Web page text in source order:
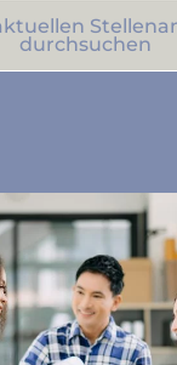
durchsuchen